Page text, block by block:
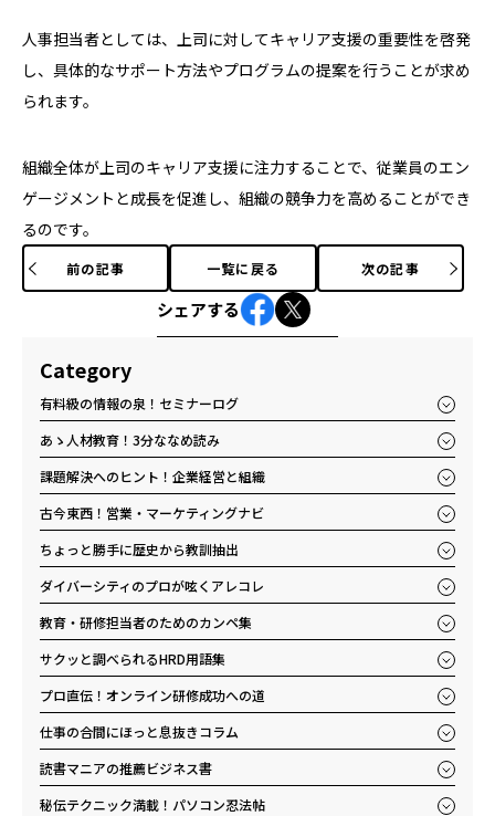
人事担当者としては、上司に対してキャリア支援の重要性を啓発
し、具体的なサポート方法やプログラムの提案を行うことが求め
られます。
組織全体が上司のキャリア支援に注力することで、従業員のエン
ゲージメントと成長を促進し、組織の競争力を高めることができ
るのです。
Category
有料級の情報の泉！セミナーログ
あゝ人材教育！3分ななめ読み
課題解決へのヒント！企業経営と組織
古今東西！営業・マーケティングナビ
ちょっと勝手に歴史から教訓抽出
ダイバーシティのプロが呟くアレコレ
教育・研修担当者のためのカンペ集
サクッと調べられるHRD用語集
プロ直伝！オンライン研修成功への道
仕事の合間にほっと息抜きコラム
読書マニアの推薦ビジネス書
秘伝テクニック満載！パソコン忍法帖
前の記事 一覧に戻る 次の記事
シェアする